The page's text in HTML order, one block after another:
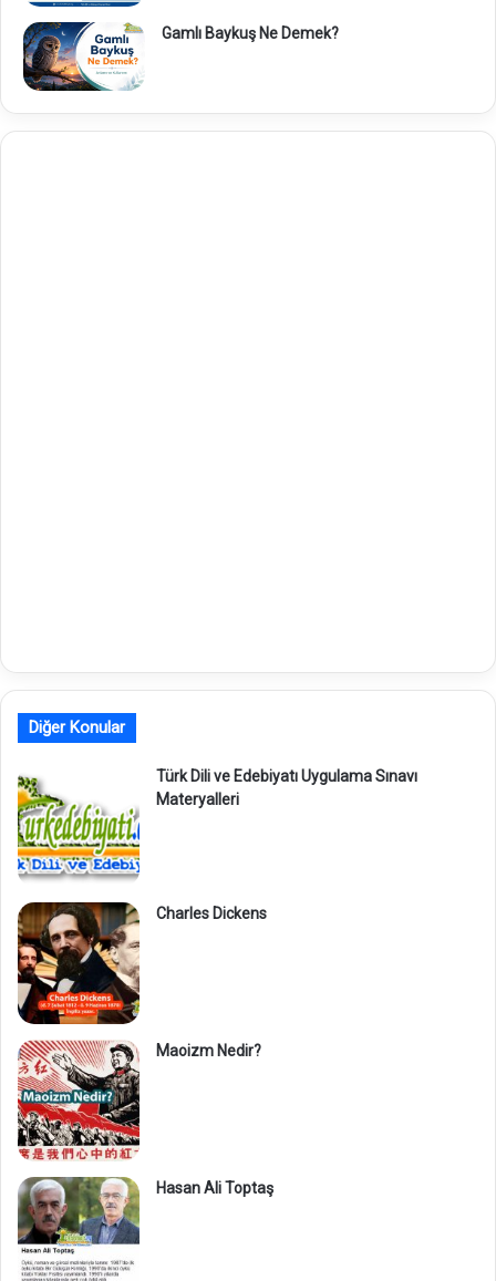
Gamlı Baykuş Ne Demek?
Diğer Konular
Türk Dili ve Edebiyatı Uygulama Sınavı
Materyalleri
Charles Dickens
Maoizm Nedir?
Hasan Ali Toptaş